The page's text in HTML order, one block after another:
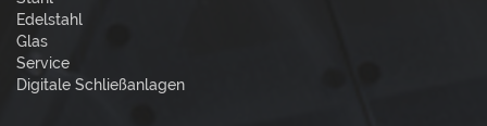
Edelstahl
Glas
Service
Digitale Schließanlagen